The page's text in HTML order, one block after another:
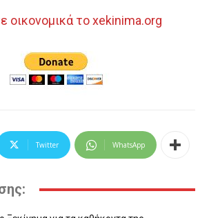
οικονομικά το xekinima.org
Twitter WhatsApp